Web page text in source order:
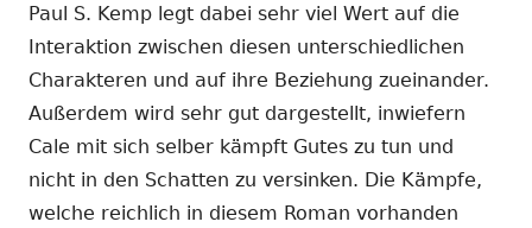
Paul S. Kemp legt dabei sehr viel Wert auf die
Interaktion zwischen diesen unterschiedlichen
Charakteren und auf ihre Beziehung zueinander.
Außerdem wird sehr gut dargestellt, inwiefern
Cale mit sich selber kämpft Gutes zu tun und
nicht in den Schatten zu versinken. Die Kämpfe,
welche reichlich in diesem Roman vorhanden